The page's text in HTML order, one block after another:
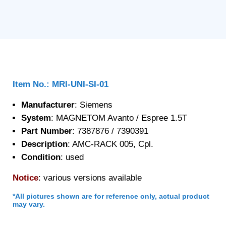
Item No.: MRI-UNI-SI-01
Manufacturer: Siemens
System: MAGNETOM Avanto / Espree 1.5T
Part Number: 7387876 / 7390391
Description: AMC-RACK 005, Cpl.
Condition: used
Notice: various versions available
*All pictures shown are for reference only, actual product
may vary.